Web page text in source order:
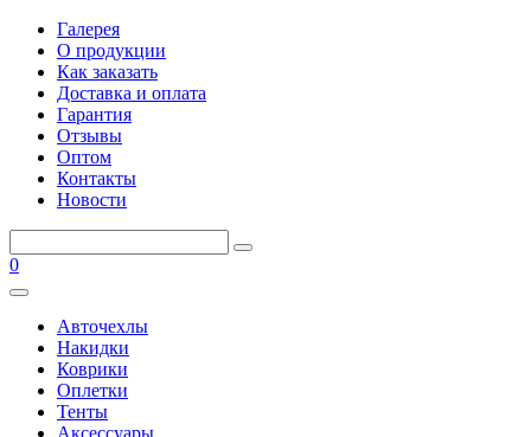
Галерея
О продукции
Как заказать
Доставка и оплата
Гарантия
Отзывы
Оптом
Контакты
Новости
0
Авточехлы
Накидки
Коврики
Оплетки
Тенты
Аксессуары